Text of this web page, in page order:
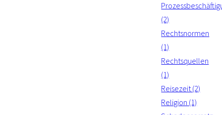
(2)
Rechtsnormen
(1)
Rechtsquellen
(1)
Reisezeit (2)
Religion (1)